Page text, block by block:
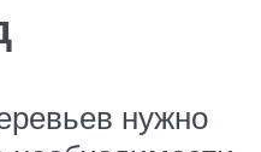
нужно